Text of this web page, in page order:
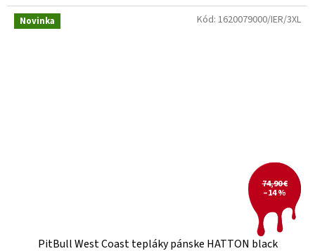
Novinka
74,90 €
–14 %
PitBull West Coast tepláky pánske HATTON black
Kód: 1620079000/IER/3XL